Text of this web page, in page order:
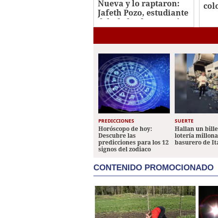
Nueva y lo raptaron:
Jafeth Pozo, estudiante
del Abelardo R. Fortín
PREDICCIONES
Horóscopo de hoy:
Descubre las
predicciones para los 12
signos del zodiaco
SUERTE
Hallan un
lotería
basurero de
CONTENIDO PROMOCIONADO